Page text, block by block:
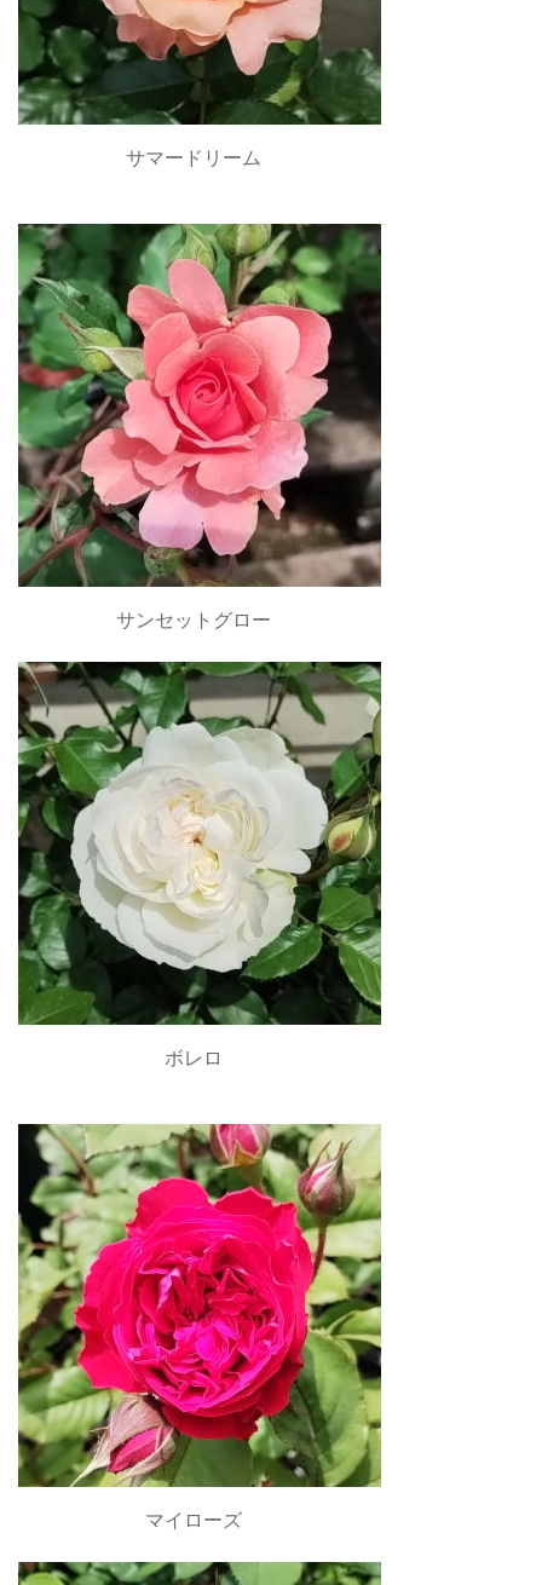
サマードリーム
サンセットグロー
ボレロ
マイローズ